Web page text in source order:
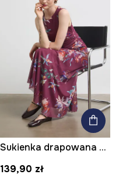
Sukienka drapowana w kwiaty
139,90 zł